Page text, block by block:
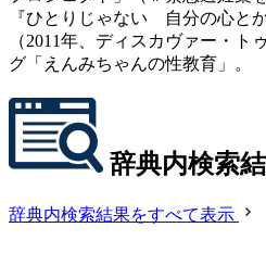
『ひとりじゃない 自分の心と
（2011年、ディスカヴァー・ト
グ 「えんみちゃんの性教育」 。
辞典内検索
辞典内検索結果をすべて表示